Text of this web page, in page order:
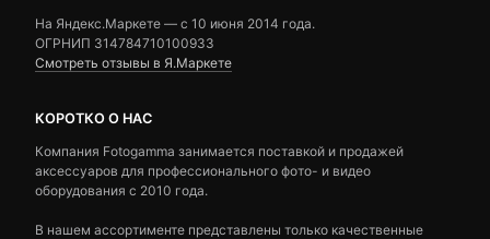
На Яндекс.Маркете — c 10 июня 2014 года.
ОГРНИП 314784710100933
Смотреть отзывы в Я.Маркете
КОРОТКО О НАС
Компания Fotogamma занимается поставкой и продажей
аксессуаров для профессионального фото- и видео
оборудования с 2010 года.
В нашем ассортименте представлены только качественные